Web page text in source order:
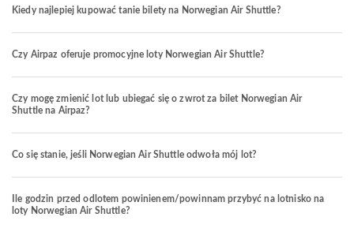
Kiedy najlepiej kupować tanie bilety na Norwegian Air Shuttle?
Czy Airpaz oferuje promocyjne loty Norwegian Air Shuttle?
Czy mogę zmienić lot lub ubiegać się o zwrot za bilet Norwegian Air
Shuttle na Airpaz?
Co się stanie, jeśli Norwegian Air Shuttle odwoła mój lot?
Ile godzin przed odlotem powinienem/powinnam przybyć na lotnisko na
loty Norwegian Air Shuttle?